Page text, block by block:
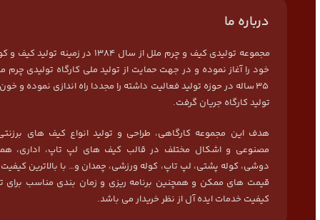
درباره ما
مجموعه تولیدی کیف و چرم ملل از سال 1384 در
خود را آغاز نموده و در جهت حمایت از تولید ملی کارگاه تولیدی چرم
35 ساله در حوزه تولید فعالیت داشته را مجددا راه اندازی نموده و
تولید کارگاه جریان گرفت.
هدف این مجموعه کارگاهی، طراحی و تولید انواع کیف های
مصنوعی و اشکال مختلف در قالب کیف های لپ تاپ، اداری،
دوشی، کوله پشتی، لپ تاپ، کوله ورزشی، چمدان و… با بالاترین
قیمت های ممکن و همچنین برنامه ریزی و زمان بندی مناسب برای
کیفیت خدمات ایده آل از نظر خریدار می باشد.